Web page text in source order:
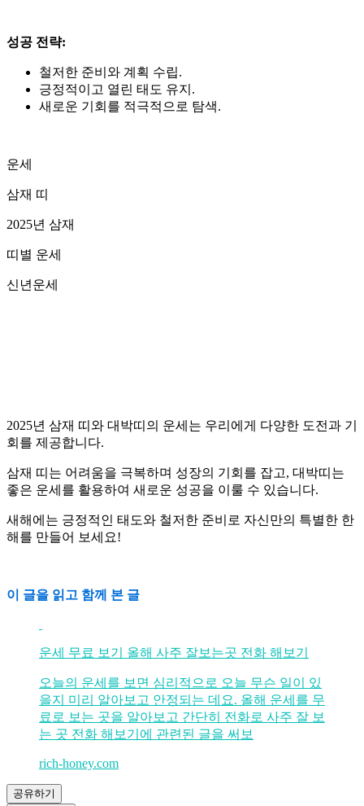
성공 전략:
철저한 준비와 계획 수립.
긍정적이고 열린 태도 유지.
새로운 기회를 적극적으로 탐색.
운세
삼재 띠
2025년 삼재
띠별 운세
신년운세
2025년 삼재 띠와 대박띠의 운세는 우리에게 다양한 도전과 기
회를 제공합니다.
삼재 띠는 어려움을 극복하며 성장의 기회를 잡고, 대박띠는
좋은 운세를 활용하여 새로운 성공을 이룰 수 있습니다.
새해에는 긍정적인 태도와 철저한 준비로 자신만의 특별한 한
해를 만들어 보세요!
이 글을 읽고 함께 본 글
운세 무료 보기 올해 사주 잘보는곳 전화 해보기
오늘의 운세를 보면 심리적으로 오늘 무슨 일이 있
을지 미리 알아보고 안정되는 데요. 올해 운세를 무
료로 보는 곳을 알아보고 간단히 전화로 사주 잘 보
는 곳 전화 해보기에 관련된 글을 써보
rich-honey.com
공유하기